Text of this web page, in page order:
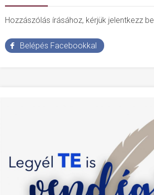
Hozzászólás írásához, kérjük jelentkezz be.
Belépés Facebookkal